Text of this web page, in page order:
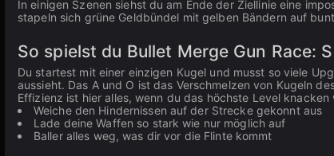
In einigen Szenen siehst du am Ende der Ziellinie eine
stapeln sich grüne Geldbündel mit gelben Bändern auf
So spielst du Bullet Merge Gun Race:
Du startest mit einer einzigen Kugel und musst so viele
aussieht. Das A und O ist das Verschmelzen von Kugeln
Effizienz ist hier alles, wenn du das höchste Level knacken
Weiche den Hindernissen auf der Strecke gekonnt aus
Lade deine Waffen so stark wie nur möglich auf
Baller alles weg, was dir vor die Flinte kommt